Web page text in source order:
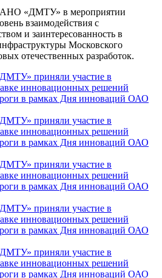
АНО «ДМТУ» в мероприятии
взаимодействия с
и заинтересованность в
Московского
отечественных разработок.